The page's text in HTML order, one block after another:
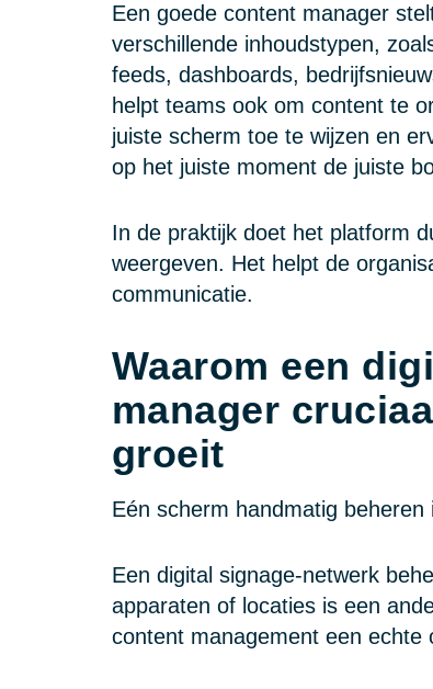
Een goede content manager
verschillende inhoudstypen,
feeds, dashboards,
helpt teams ook om content te
juiste scherm toe te wijzen en
op het juiste moment de juiste
In de praktijk doet het platform
weergeven. Het helpt de
communicatie.
Waarom een
manager
groeit
Eén scherm handmatig
Een digital signage-netwerk
apparaten of locaties is een
content management een echte